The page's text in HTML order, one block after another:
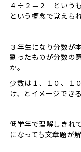
４÷２＝２ というも
という概念で覚えら
３年生になり分数が
割ったものが分数の
か。
少数は１、１０、１
け、とイメージできる
低学年で理解しきれ
になっても文章題が